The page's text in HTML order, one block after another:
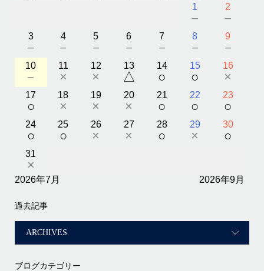
1
－
2
－
3
－
4
－
5
－
6
－
7
－
8
－
9
－
10
－
11
×
12
×
13
△
14
○
15
○
16
×
17
○
18
×
19
×
20
×
21
○
22
○
23
○
24
○
25
○
26
×
27
×
28
○
29
×
30
○
31
×
2026年7月 2026年9月
過去記事
ブログカテゴリー